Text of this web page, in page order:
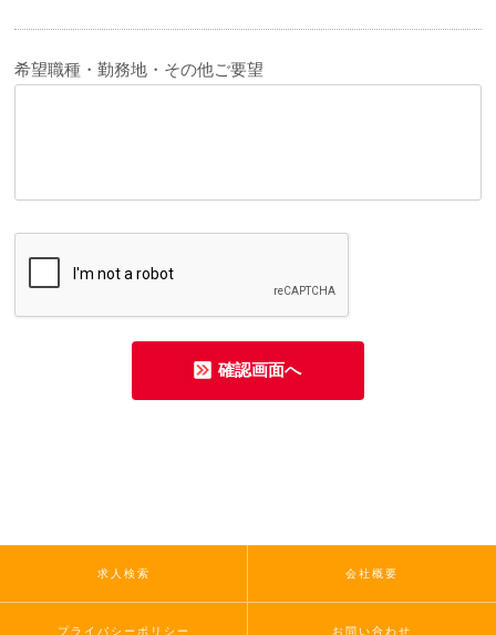
希望職種・勤務地・その他ご要望
求人検索 会社概要
プライバシーポリシー お問い合わせ